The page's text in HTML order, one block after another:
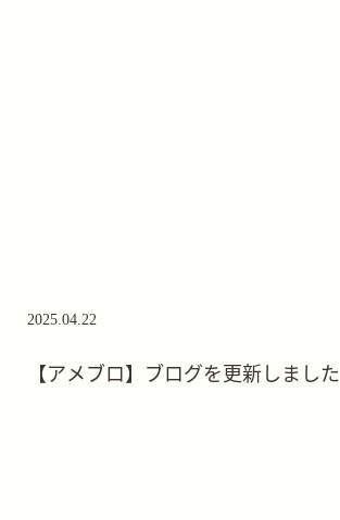
2025.04.22
【アメブロ】ブログを更新しました